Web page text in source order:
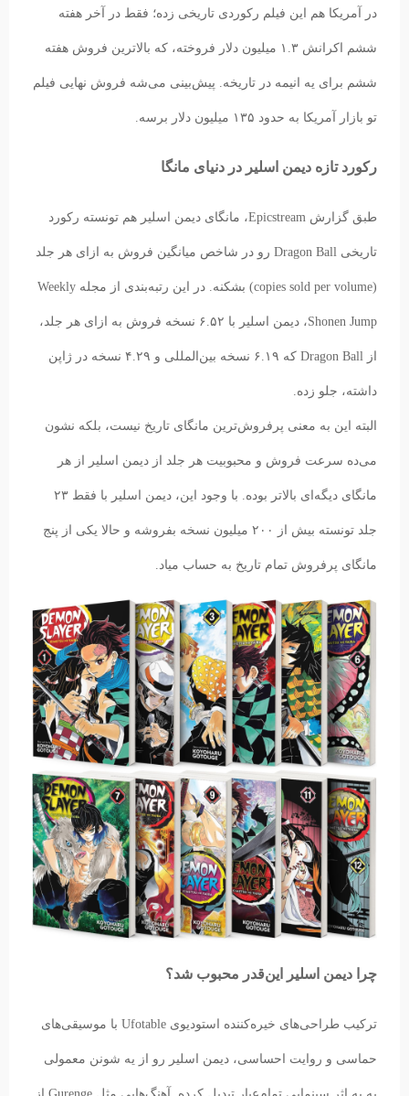
در آمریکا هم این فیلم رکوردی تاریخی زده؛ فقط در آخر هفته
ششم اکرانش ۱.۳ میلیون دلار فروخته، که بالاترین فروش هفته
ششم برای یه انیمه در تاریخه. پیش‌بینی می‌شه فروش نهایی فیلم
تو بازار آمریکا به حدود ۱۳۵ میلیون دلار برسه.
رکورد تازه دیمن اسلیر در دنیای مانگا
طبق گزارش Epicstream، مانگای دیمن اسلیر هم تونسته رکورد
تاریخی Dragon Ball رو در شاخص میانگین فروش به ازای هر جلد
(copies sold per volume) بشکنه. در این رتبه‌بندی از مجله Weekly
Shonen Jump، دیمن اسلیر با ۶.۵۲ نسخه فروش به ازای هر جلد،
از Dragon Ball که ۶.۱۹ نسخه بین‌المللی و ۴.۲۹ نسخه در ژاپن
داشته، جلو زده.
البته این به معنی پرفروش‌ترین مانگای تاریخ نیست، بلکه نشون
می‌ده سرعت فروش و محبوبیت هر جلد از دیمن اسلیر از هر
مانگای دیگه‌ای بالاتر بوده. با وجود این، دیمن اسلیر با فقط ۲۳
جلد تونسته بیش از ۲۰۰ میلیون نسخه بفروشه و حالا یکی از پنج
مانگای پرفروش تمام تاریخ به حساب میاد.
چرا دیمن اسلیر این‌قدر محبوب شد؟
ترکیب طراحی‌های خیره‌کننده استودیوی Ufotable با موسیقی‌های
حماسی و روایت احساسی، دیمن اسلیر رو از یه شونن معمولی